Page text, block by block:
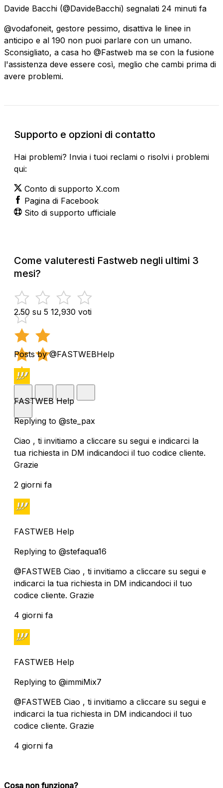
Davide Bacchi (@DavideBacchi) segnalati 24 minuti fa
@vodafoneit, gestore pessimo, disattiva le linee in
anticipo e al 190 non puoi parlare con un umano.
Sconsigliato, a casa ho @Fastweb ma se con la fusione
l'assistenza deve essere così, meglio che cambi prima di
avere problemi.
Supporto e opzioni di contatto
Hai problemi? Invia i tuoi reclami o risolvi i problemi
qui:
Conto di supporto X.com
Pagina di Facebook
Sito di supporto ufficiale
Come valuteresti Fastweb negli ultimi 3
mesi?
2.50 su 5 12,930 voti
Posts by @FASTWEBHelp
FASTWEB Help
Replying to @ste_pax
Ciao , ti invitiamo a cliccare su segui e indicarci la
tua richiesta in DM indicandoci il tuo codice cliente.
Grazie
2 giorni fa
FASTWEB Help
Replying to @stefaqua16
@FASTWEB Ciao , ti invitiamo a cliccare su segui e
indicarci la tua richiesta in DM indicandoci il tuo
codice cliente. Grazie
4 giorni fa
FASTWEB Help
Replying to @immiMix7
@FASTWEB Ciao , ti invitiamo a cliccare su segui e
indicarci la tua richiesta in DM indicandoci il tuo
codice cliente. Grazie
4 giorni fa
Cosa non funziona?